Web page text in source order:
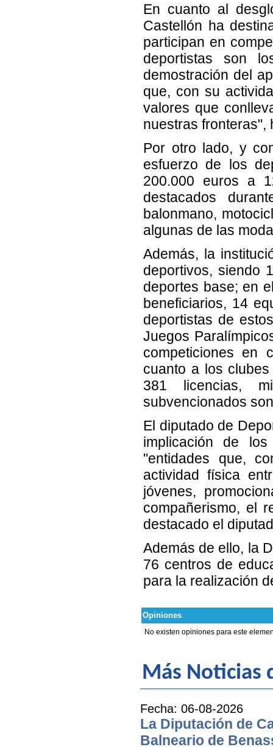
En cuanto al
Castellón ha
participan en
deportistas son
demostración del
que, con su
valores que
nuestras fronteras",
Por otro lado, y
esfuerzo de los
200.000 euros a
destacados
balonmano,
algunas de las
Además, la
deportivos, siendo
deportes base; en
beneficiarios, 14
deportistas de
Juegos
competiciones en
cuanto a los
381 licencias,
subvencionados
El diputado de
implicación de
"entidades que,
actividad física
jóvenes,
compañerismo, el
destacado el
Además de ello, la
76 centros de
para la realización
Opiniones
No existen opiniones para este
Más Noticias
Fecha: 06-08-2026
La Diputación de
Balneario de